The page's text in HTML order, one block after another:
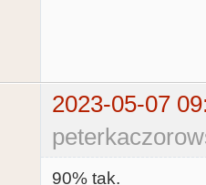
2023-05-07
90% tak.